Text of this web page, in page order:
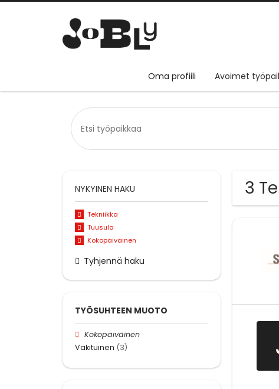
Oma profiili Avoimet
3
NYKYINEN HAKU
Tekniikka
Tuusula
Kokopäiväinen
Tyhjennä haku
TYÖSUHTEEN MUOTO
Kokopäiväinen
Vakituinen (3)